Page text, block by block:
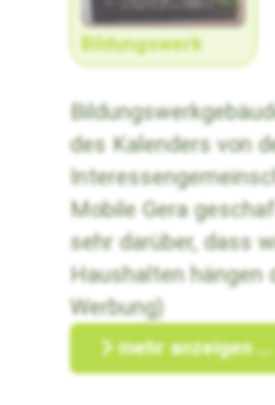
Bildungswerk
des Kalenders von
Mobile Gera
sehr darüber, dass
Haushalten hängen
Werbung)
mehr anzeigen ...